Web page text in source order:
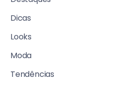
Dicas
Looks
Moda
Tendências